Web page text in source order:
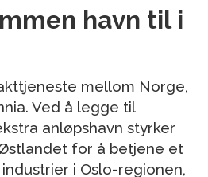
havn til i
mellom Norge,
Ved å legge til
anløpshavn styrker
for å betjene et
i Oslo-regionen,